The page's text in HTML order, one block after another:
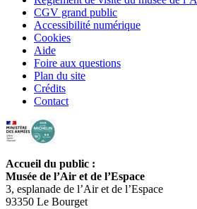
CGV grand public
Accessibilité numérique
Cookies
Aide
Foire aux questions
Plan du site
Crédits
Contact
Accueil du public :
Musée de l’Air et de l’Espace
3, esplanade de l’Air et de l’Espace
93350 Le Bourget